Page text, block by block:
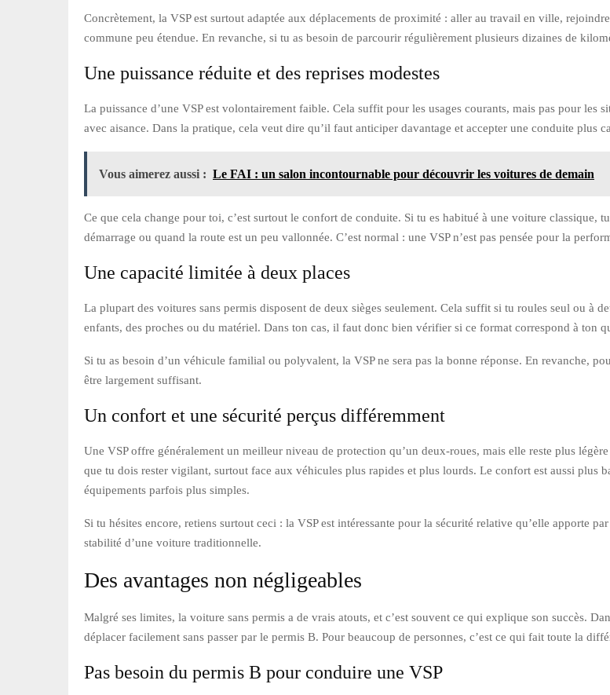
Concrètement, la VSP est surtout adaptée aux déplacements de proximité : aller au travail en ville,
commune peu étendue. En revanche, si tu as besoin de parcourir régulièrement plusieurs dizaines de
Une puissance réduite et des reprises modestes
La puissance d’une VSP est volontairement faible. Cela suffit pour les usages courants, mais pas pour
avec aisance. Dans la pratique, cela veut dire qu’il faut anticiper davantage et accepter une conduite plus
Vous aimerez aussi : Le FAI : un salon incontournable pour découvrir les voitures de demain
Ce que cela change pour toi, c’est surtout le confort de conduite. Si tu es habitué à une voiture classique,
démarrage ou quand la route est un peu vallonnée. C’est normal : une VSP n’est pas pensée pour la
Une capacité limitée à deux places
La plupart des voitures sans permis disposent de deux sièges seulement. Cela suffit si tu roules seul ou à
enfants, des proches ou du matériel. Dans ton cas, il faut donc bien vérifier si ce format correspond à ton
Si tu as besoin d’un véhicule familial ou polyvalent, la VSP ne sera pas la bonne réponse. En revanche,
être largement suffisant.
Un confort et une sécurité perçus différemment
Une VSP offre généralement un meilleur niveau de protection qu’un deux-roues, mais elle reste plus
que tu dois rester vigilant, surtout face aux véhicules plus rapides et plus lourds. Le confort est aussi plus
équipements parfois plus simples.
Si tu hésites encore, retiens surtout ceci : la VSP est intéressante pour la sécurité relative qu’elle apporte
stabilité d’une voiture traditionnelle.
Des avantages non négligeables
Malgré ses limites, la voiture sans permis a de vrais atouts, et c’est souvent ce qui explique son succès.
déplacer facilement sans passer par le permis B. Pour beaucoup de personnes, c’est ce qui fait toute la
Pas besoin du permis B pour conduire une VSP